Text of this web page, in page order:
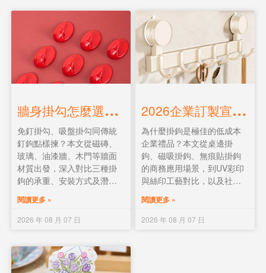
牆
身掛勾怎麼選？免釘掛勾、吸盤掛勾、傳統釘鉤終極對比
免釘掛勾、吸盤掛勾同傳統
釘鉤點樣揀？本文從磁磚、
玻璃、油漆牆、木門等牆面
材質出發，深入對比三種掛
鉤的承重、安裝方式及潛在
風險。附3M無痕貼掉落原因
及專業安裝建議，還有食環
署小廚師河馬掛鉤安全案
閱讀更多 »
2026 年 08 月 07 日
2
026企業訂製宣傳掛鉤指南：從選型、印Logo到預算控制
為什麼掛鉤是極佳的低成本
企業禮品？本文從桌邊掛
鉤、磁吸掛鉤、無痕貼掛鉤
的商務應用場景，到UV彩印
與絲印工藝對比，以及社會
福利署真實案例，全面拆解
訂製宣傳掛鉤的選型與預算
控制策略。
閱讀更多 »
2026 年 08 月 07 日